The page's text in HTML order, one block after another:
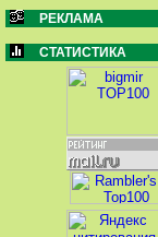
РЕКЛАМА
СТАТИСТИКА